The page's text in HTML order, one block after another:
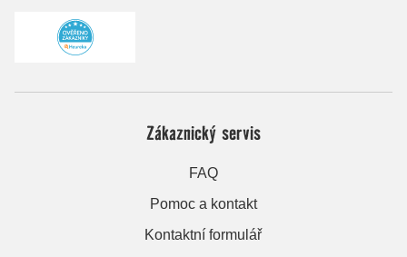
Zákaznický servis
FAQ
Pomoc a kontakt
Kontaktní formulář